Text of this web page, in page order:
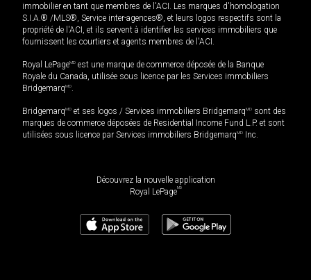
immobilier en tant que membres de l'ACI. Les marques d'homologation
S.I.A.® /MLS®, Service inter-agences®, et leurs logos respectifs sont la
propriété de l'ACI, et ils servent à identifier les services immobiliers que
fournissent les courtiers et agents membres de l'ACI.
Royal LePageMD est une marque de commerce déposée de la Banque
Royale du Canada, utilisée sous licence par les Services immobiliers
BridgemarqMD.
BridgemarqMD et ses logos / Services immobiliers BridgemarqMD sont des
marques de commerce déposées de Residential Income Fund L.P. et sont
utilisées sous licence par Services immobiliers BridgemarqMD Inc.
Découvrez la nouvelle application
Royal LePageMD